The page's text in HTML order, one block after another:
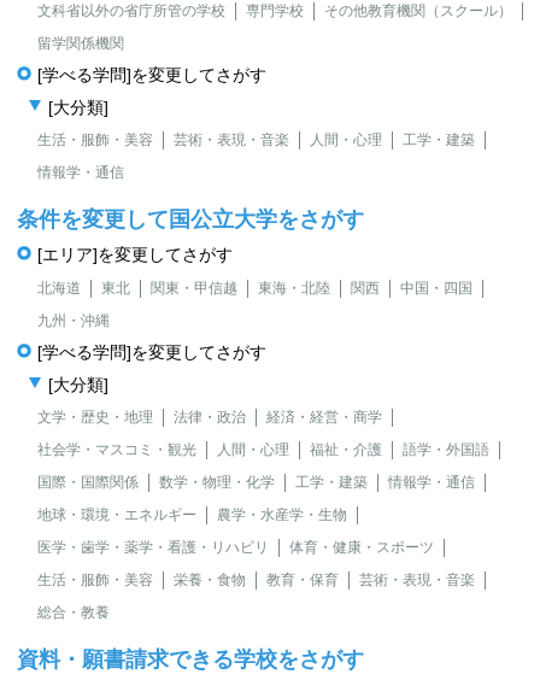
文科省以外の省庁所管の学校
専門学校
その他教育機関（スクール）
留学関係機関
[学べる学問]を変更してさがす
[大分類]
生活・服飾・美容 芸術・表現・音楽 人間・心理
工学・建築
情報学・通信
条件を変更して国公立大学をさがす
[エリア]を変更してさがす
北海道 東北 関東・甲信越 東海・北陸 関西
中国・四国
九州・沖縄
[学べる学問]を変更してさがす
[大分類]
文学・歴史・地理 法律・政治
経済・経営・商学
社会学・マスコミ・観光
人間・心理 福祉・介護
語学・外国語
国際・国際関係
数学・物理・化学 工学・建築
情報学・通信
地球・環境・エネルギー
農学・水産学・生物
医学・歯学・薬学・看護・リハビリ
体育・健康・スポーツ
生活・服飾・美容
栄養・食物 教育・保育
芸術・表現・音楽
総合・教養
資料・願書請求できる学校をさがす